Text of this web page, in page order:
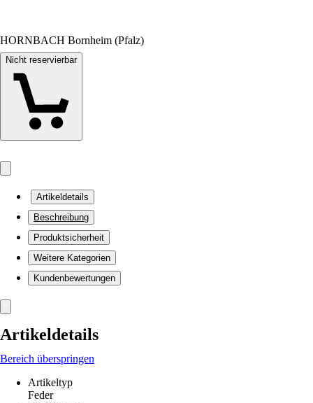
HORNBACH Bornheim (Pfalz)
Nicht reservierbar
Artikeldetails
Beschreibung
Produktsicherheit
Weitere Kategorien
Kundenbewertungen
Artikeldetails
Bereich überspringen
Artikeltyp
Feder